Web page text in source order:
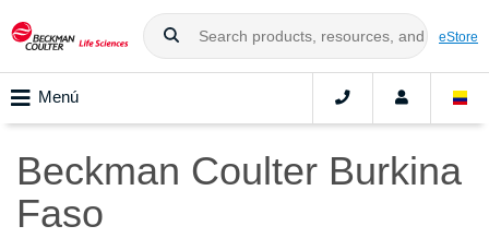
eStore
Menú
Beckman Coulter Burkina
Faso